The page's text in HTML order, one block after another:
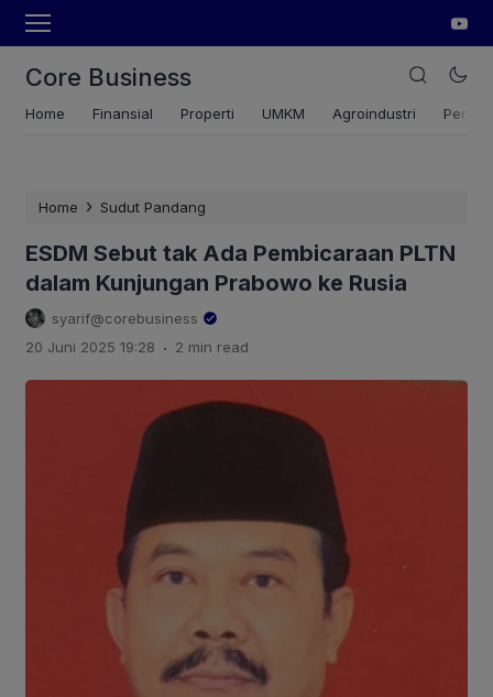
Core Business
Home Finansial Properti UMKM Agroindustri
Home › Sudut Pandang
ESDM Sebut tak Ada Pembicaraan PLTN
dalam Kunjungan Prabowo ke Rusia
syarif@corebusiness
20 Juni 2025 19:28 . 2 min read